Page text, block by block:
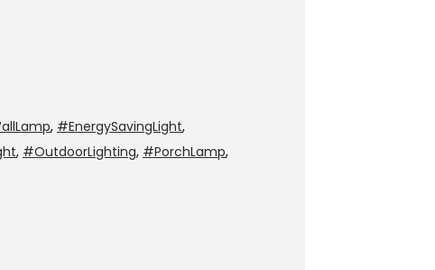
, #EnergySavingLight,
, #OutdoorLighting, #PorchLamp,